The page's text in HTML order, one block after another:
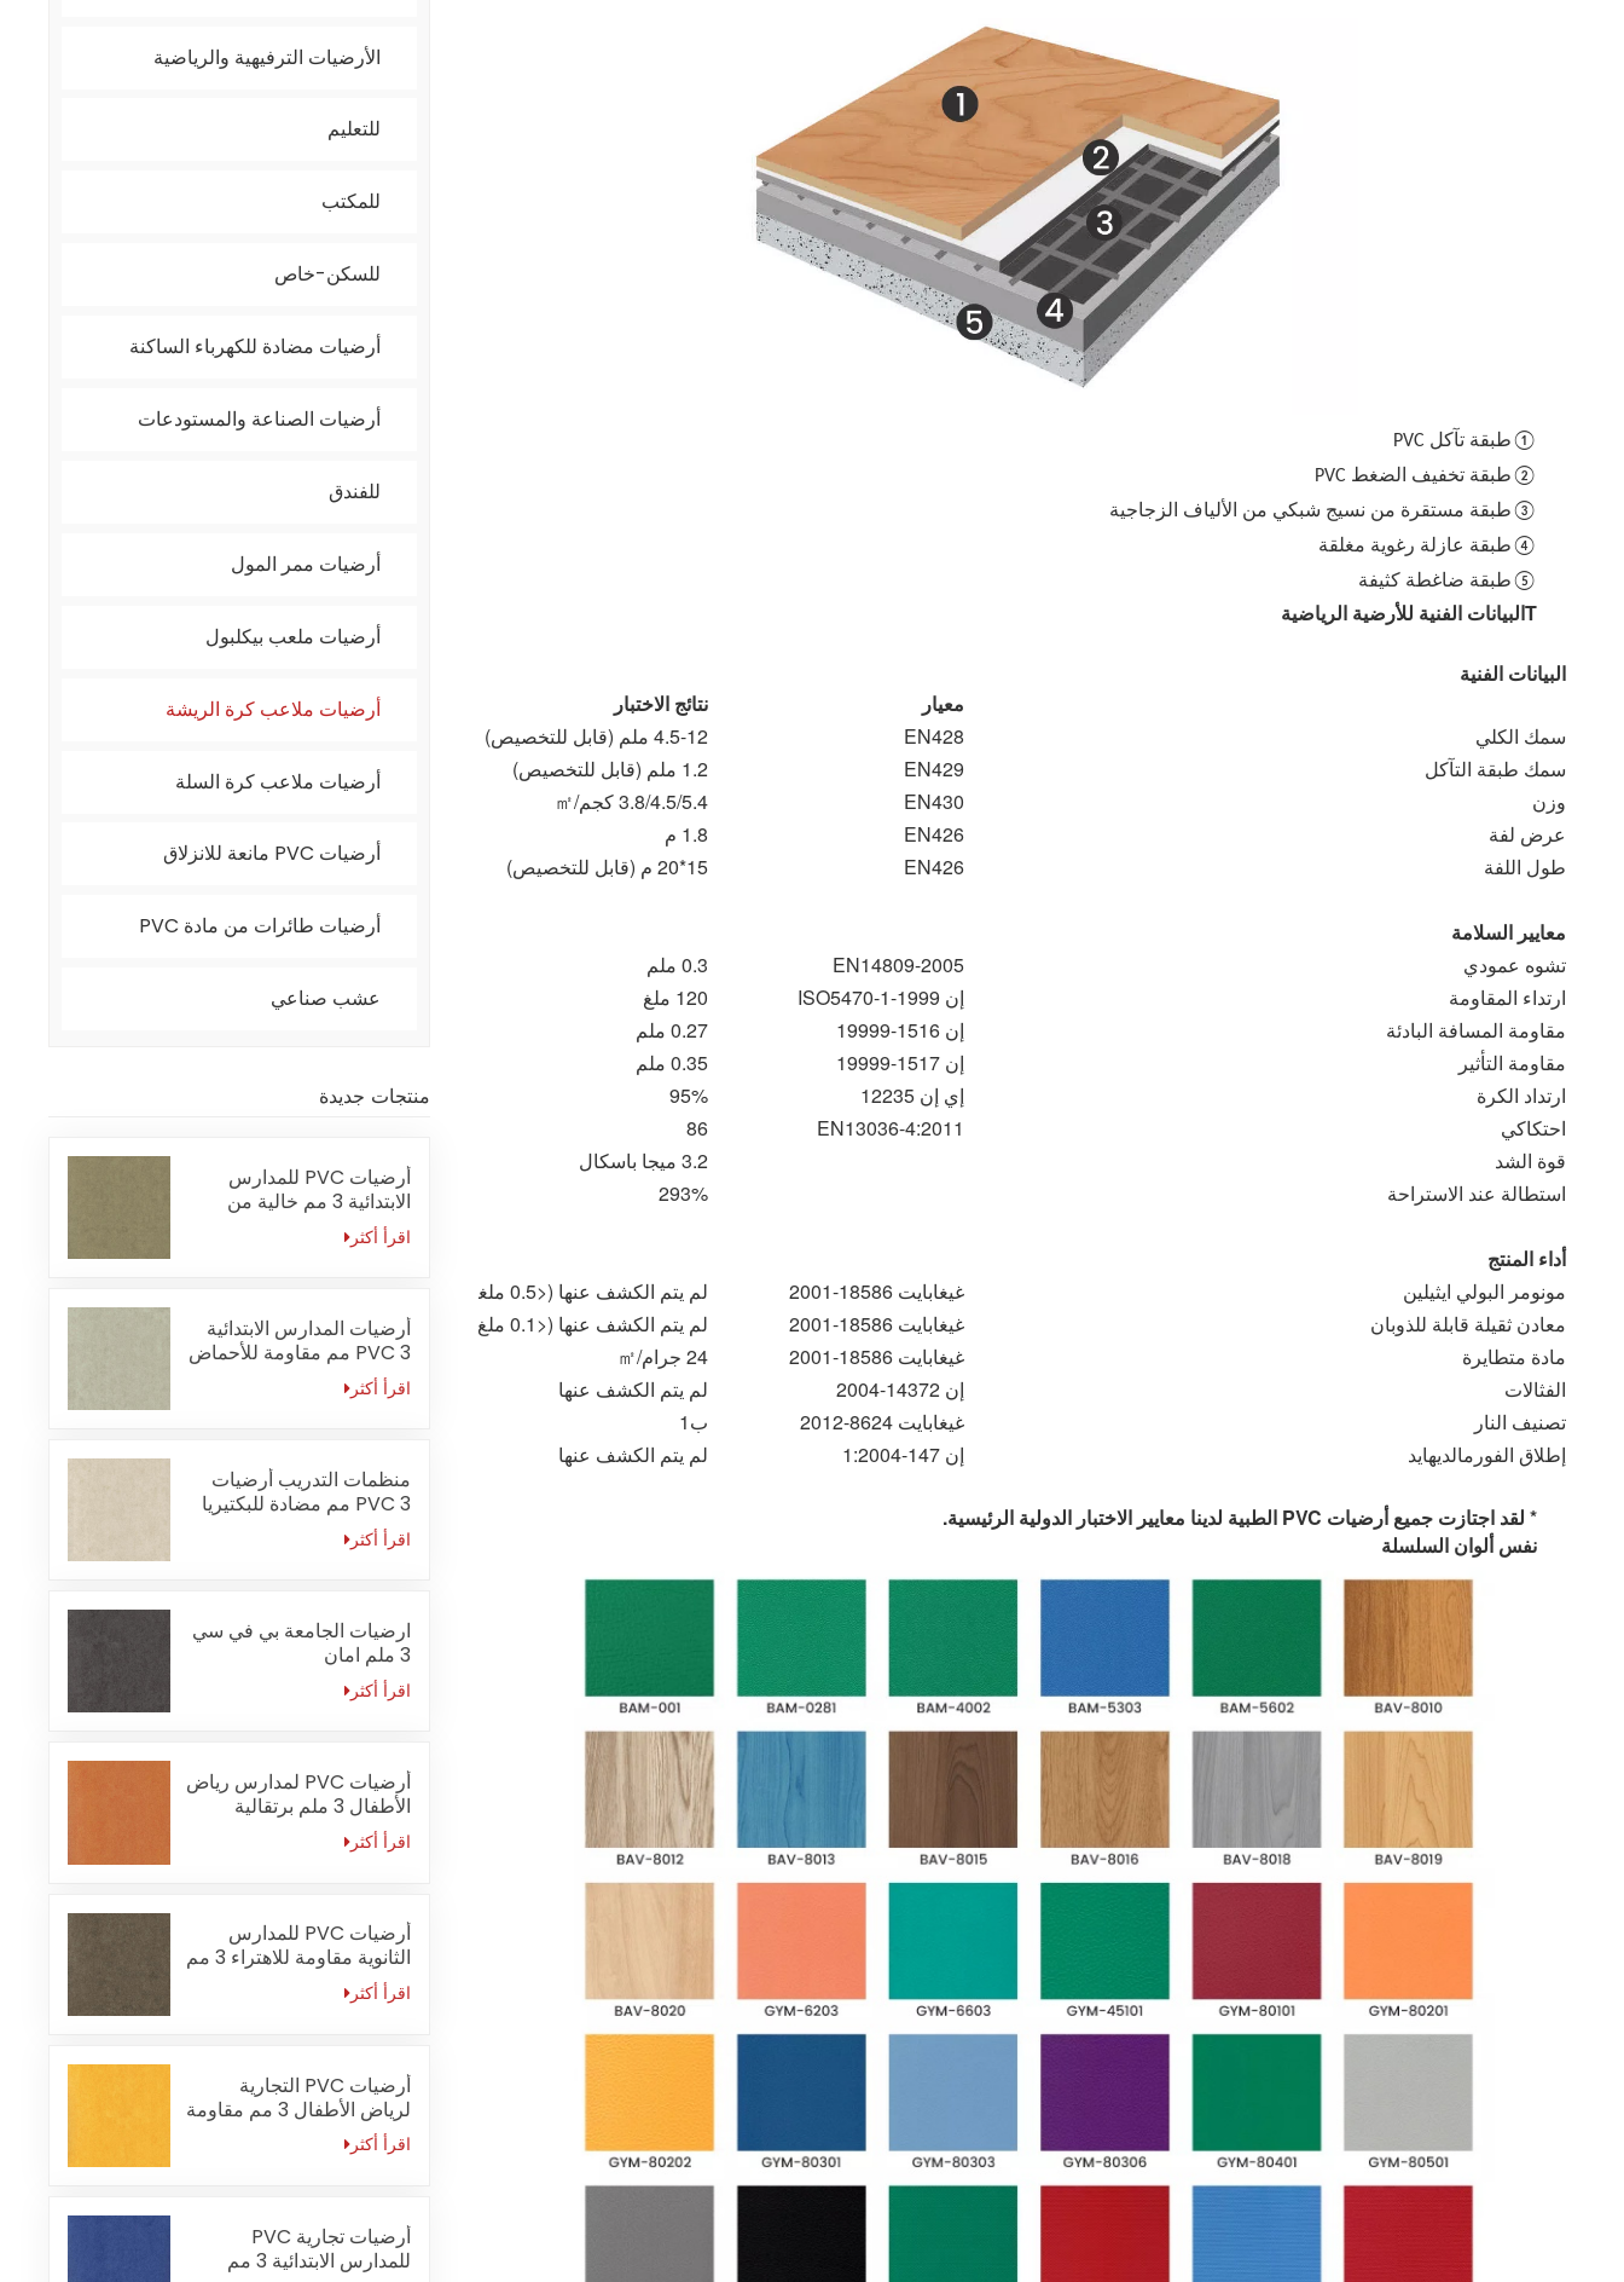
الأرضيات الترفيهية والرياضية
للتعليم
للمكتب
للسكن-خاص
أرضيات مضادة للكهرباء الساكنة
أرضيات الصناعة والمستودعات
للفندق
أرضيات ممر المول
أرضيات ملعب بيكلبول
أرضيات ملاعب كرة الريشة
أرضيات ملاعب كرة السلة
أرضيات PVC مانعة للانزلاق
أرضيات طائرات من مادة PVC
عشب صناعي
منتجات جديدة
أرضيات PVC للمدارس
الابتدائية 3 مم خالية من
الفورمالديهايد
اقرأ أكثر
أرضيات المدارس الابتدائية
PVC 3 مم مقاومة للأحماض
والقلويات
اقرأ أكثر
منظمات التدريب أرضيات
PVC 3 مم مضادة للبكتيريا
اقرأ أكثر
ارضيات الجامعة بي في سي
3 ملم امان
اقرأ أكثر
أرضيات PVC لمدارس رياض
الأطفال 3 ملم برتقالية
مقاومة للحريق
اقرأ أكثر
أرضيات PVC للمدارس
الثانوية مقاومة للاهتراء 3 مم
اقرأ أكثر
أرضيات PVC التجارية
لرياض الأطفال 3 مم مقاومة
للماء
اقرأ أكثر
أرضيات تجارية PVC
للمدارس الابتدائية 3 مم
①طبقة تآكل PVC
②طبقة تخفيف الضغط PVC
③طبقة مستقرة من نسيج شبكي من الألياف الزجاجية
④طبقة عازلة رغوية مغلقة
⑤طبقة ضاغطة كثيفة
Tالبيانات الفنية للأرضية الرياضية
البيانات الفنية
معيار
نتائج الاختبار
سمك الكلي
EN428
4.5-12 ملم (قابل للتخصيص)
سمك طبقة التآكل
EN429
1.2 ملم (قابل للتخصيص)
وزن
EN430
3.8/4.5/5.4 كجم/㎡
عرض لفة
EN426
1.8 م
طول اللفة
EN426 15*20 م (قابل للتخصيص)
معايير السلامة
تشوه عمودي
EN14809-2005
0.3 ملم
ارتداء المقاومة
إن ISO5470-1-1999
120 ملغ
مقاومة المسافة البادئة
إن 1516-19999
0.27 ملم
مقاومة التأثير
إن 1517-19999
0.35 ملم
ارتداد الكرة
إي إن 12235
95%
احتكاكي
EN13036-4:2011
86
قوة الشد
3.2 ميجا باسكال
استطالة عند الاستراحة
293%
أداء المنتج
مونومر البولي ايثيلين
غيغابايت 18586-2001
لم يتم الكشف عنها (<0.5 ملغم/كغم)
معادن ثقيلة قابلة للذوبان
غيغابايت 18586-2001
لم يتم الكشف عنها (<0.1 ملغ/㎡)
مادة متطايرة
غيغابايت 18586-2001
24 جرام/㎡
الفثالات
إن 14372-2004
لم يتم الكشف عنها
تصنيف النار
غيغابايت 8624-2012
ب1
إطلاق الفورمالديهايد
إن 147-1:2004 لم يتم الكشف عنها
* لقد اجتازت جميع أرضيات PVC الطبية لدينا معايير الاختبار الدولية الرئيسية.
نفس ألوان السلسلة